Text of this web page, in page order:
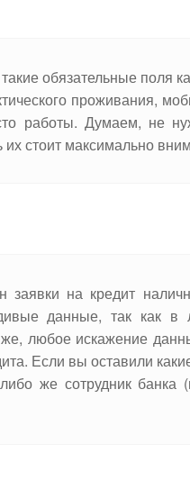
такие обязательные
проживания,
работы. Думаем, не
стоит максимально
заявки на кредит
данные, так как
любое искажение
Если вы оставили
либо же сотрудник